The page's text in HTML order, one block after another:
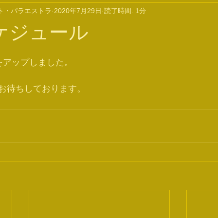
ジュール
・パラエストラ 2020年7月29日 読了時間: 1分
ップしました。
待ちしております。